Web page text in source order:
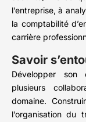
l’entreprise, à
la comptabilité
carrière
Savoir
Développer son
plusieurs
domaine.
l’organisation